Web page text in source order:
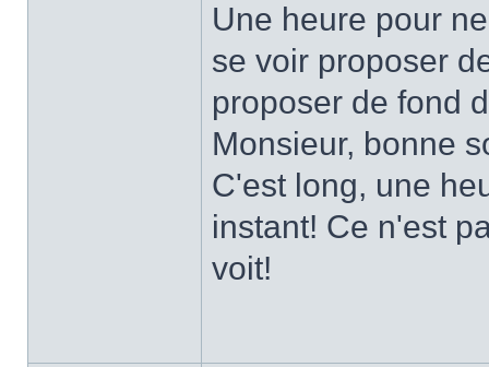
Une heure pour
se voir proposer
proposer de fond
Monsieur, bonne
C'est long, une
instant! Ce n'est
voit!